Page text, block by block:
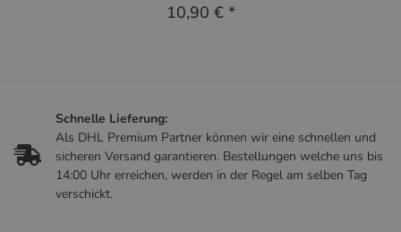
10,90 € *
Schnelle Lieferung:
Als DHL Premium Partner können wir eine schnellen und
sicheren Versand garantieren. Bestellungen welche uns bis
14:00 Uhr erreichen, werden in der Regel am selben Tag
verschickt.